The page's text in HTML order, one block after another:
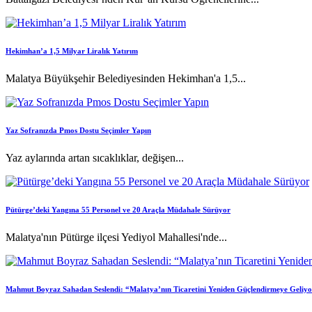
Hekimhan’a 1,5 Milyar Liralık Yatırım
Malatya Büyükşehir Belediyesinden Hekimhan'a 1,5...
Yaz Sofranızda Pmos Dostu Seçimler Yapın
Yaz aylarında artan sıcaklıklar, değişen...
Pütürge’deki Yangına 55 Personel ve 20 Araçla Müdahale Sürüyor
Malatya'nın Pütürge ilçesi Yediyol Mahallesi'nde...
Mahmut Boyraz Sahadan Seslendi: “Malatya’nın Ticaretini Yeniden Güçlendirmeye